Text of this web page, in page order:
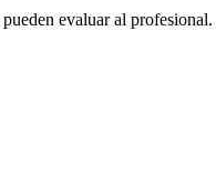
evaluar al profesional.